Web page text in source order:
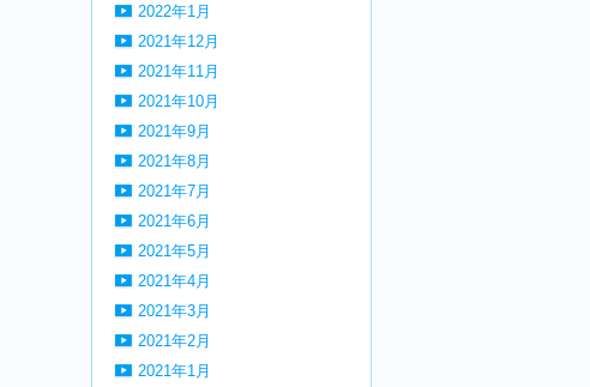
2022年1月
2021年12月
2021年11月
2021年10月
2021年9月
2021年8月
2021年7月
2021年6月
2021年5月
2021年4月
2021年3月
2021年2月
2021年1月